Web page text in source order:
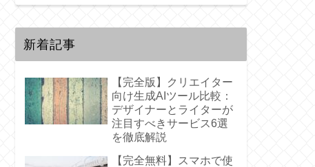
新着記事
【完全版】クリエイター
向け生成AIツール比較：
デザイナーとライターが
注目すべきサービス6選
を徹底解説
【完全無料】スマホで使